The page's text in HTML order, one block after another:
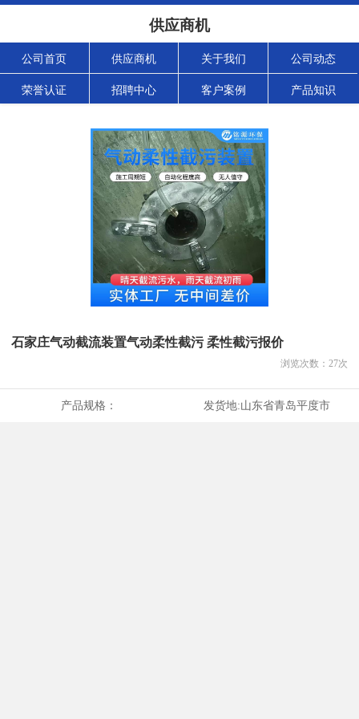
供应商机
公司首页 供应商机 关于我们 公司动态
荣誉认证 招聘中心 客户案例 产品知识
石家庄气动截流装置气动柔性截污 柔性截污报价
浏览次数： 27次
产品规格： 发货地:山东省青岛平度市